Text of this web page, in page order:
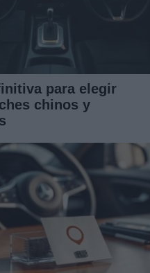
para elegir
chinos y